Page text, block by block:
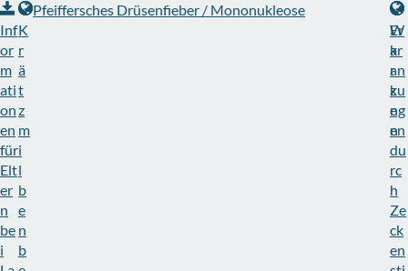
Inf
or
m
ati
on
en
für
Elt
er
n
be
i
K
r
ä
t
z
m
i
l
b
e
n
b
Pfeiffersches Drüsenfieber / Mononukleose
W
a
r
z
e
n
Er
kr
an
ku
ng
en
du
rc
h
Ze
ck
en